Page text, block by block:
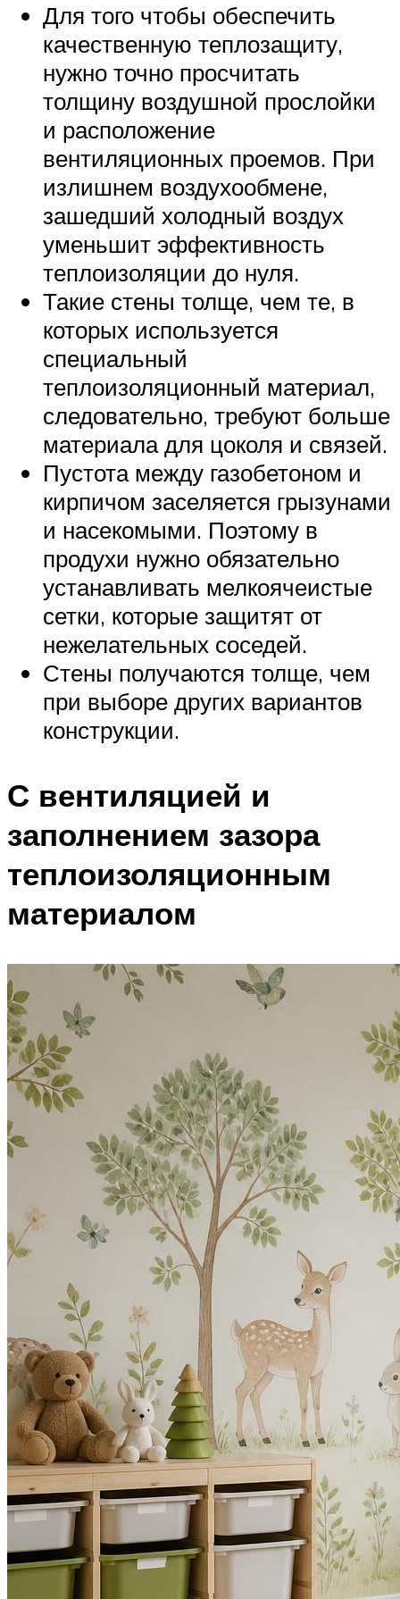
Для того чтобы обеспечить
качественную теплозащиту,
нужно точно просчитать
толщину воздушной прослойки
и расположение
вентиляционных проемов. При
излишнем воздухообмене,
зашедший холодный воздух
уменьшит эффективность
теплоизоляции до нуля.
Такие стены толще, чем те, в
которых используется
специальный
теплоизоляционный материал,
следовательно, требуют больше
материала для цоколя и связей.
Пустота между газобетоном и
кирпичом заселяется грызунами
и насекомыми. Поэтому в
продухи нужно обязательно
устанавливать мелкоячеистые
сетки, которые защитят от
нежелательных соседей.
Стены получаются толще, чем
при выборе других вариантов
конструкции.
С вентиляцией и
заполнением зазора
теплоизоляционным
материалом